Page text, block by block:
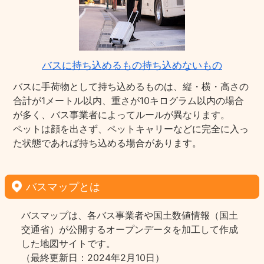
バスに持ち込めるもの持ち込めないもの
バスに手荷物として持ち込めるものは、縦・横・高さの
合計が1メートル以内、重さが10キログラム以内の場合
が多く、バス事業者によってルールが異なります。
ペットは顔を出さず、ペットキャリーなどに完全に入っ
た状態であれば持ち込める場合があります。
バスマップとは
バスマップは、各バス事業者や国土数値情報（国土
交通省）が公開するオープンデータを加工して作成
した地図サイトです。
（最終更新日：2024年2月10日）